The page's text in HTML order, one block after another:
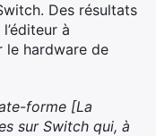
Des résultats
à
le hardware de
forme [La
sur Switch qui, à